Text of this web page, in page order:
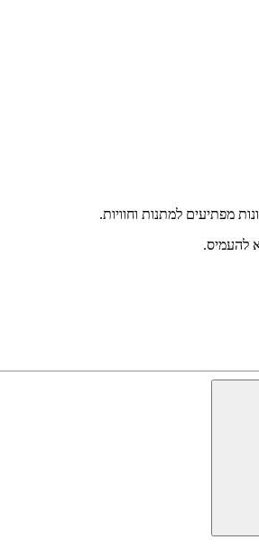
להעמיס.